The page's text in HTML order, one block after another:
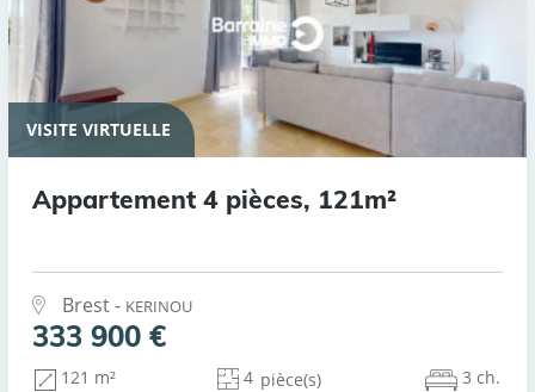
VISITE VIRTUELLE
Appartement 4 pièces, 121m²
Brest - KERINOU
333 900 €
121 m² 4 pièce(s) 3 ch.